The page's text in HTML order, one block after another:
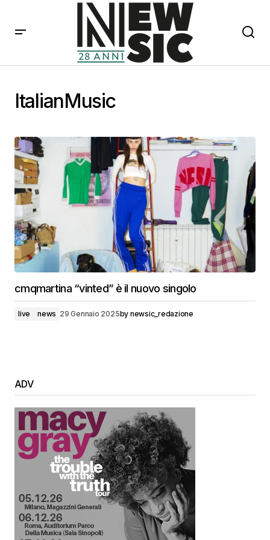
ItalianMusic
cmqmartina “vinted” è il nuovo singolo
live news 29 Gennaio 2025by newsic_redazione
ADV